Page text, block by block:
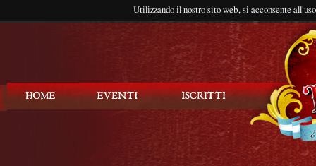
Utilizzando il nostro sito web, si acconsente